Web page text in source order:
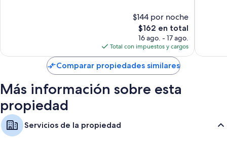
$144 por noche
El
precio
actual
es
de
$162
$162 en total
16 ago. - 17 ago.
Total con impuestos y cargos
Comparar propiedades similares
Más información sobre esta
propiedad
Servicios de la propiedad